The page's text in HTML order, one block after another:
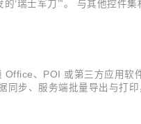
瑞士军刀’”。 与其他控件
、POI 或第三方应用软
步、服务端批量导出与打印